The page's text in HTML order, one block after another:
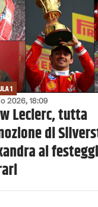
2026, 18:09
1
Leclerc, tutta
di
ai